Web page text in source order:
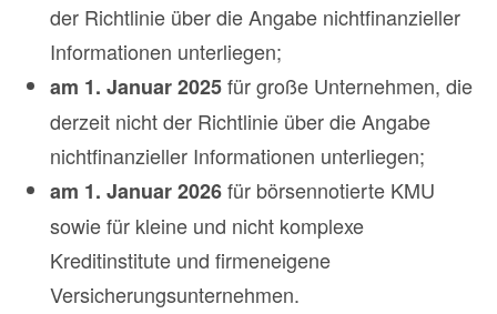
der Richtlinie über die Angabe nichtfinanzieller
Informationen unterliegen;
am 1. Januar 2025für große Unternehmen, die
derzeit nicht der Richtlinie über die Angabe
nichtfinanzieller Informationen unterliegen;
am 1. Januar 2026für börsennotierte KMU
sowie für kleine und nicht komplexe
Kreditinstitute und firmeneigene
Versicherungsunternehmen.